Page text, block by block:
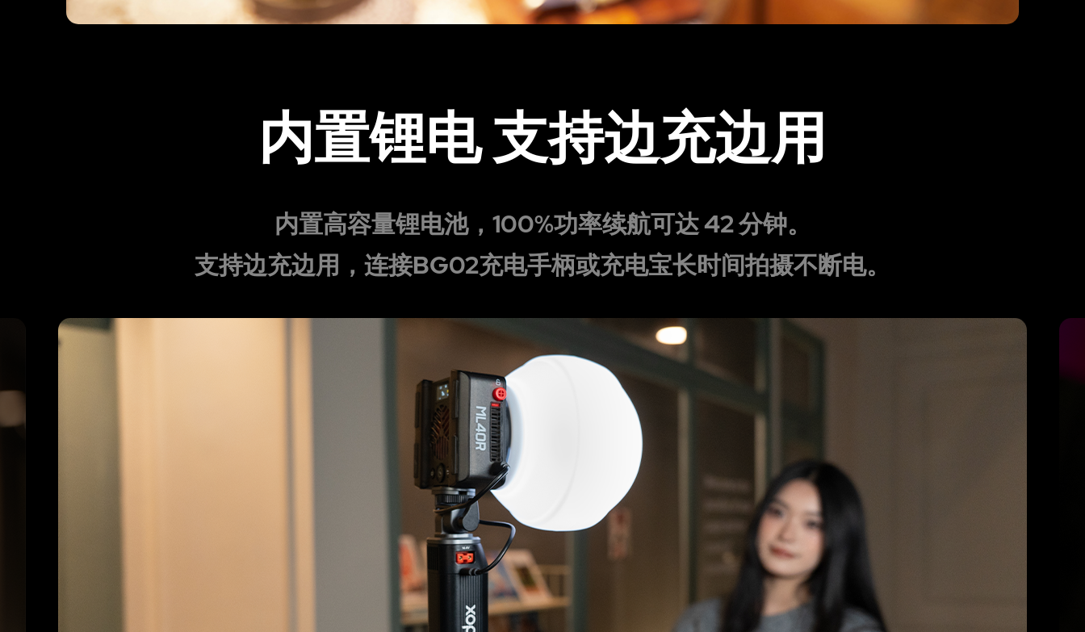
内置锂电 支持边充边用
内置高容量锂电池，100%功率续航可达 42 分钟。
支持边充边用，连接BG02充电手柄或充电宝长时间拍摄不断电。